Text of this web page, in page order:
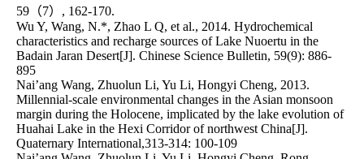
59（7）, 162-170.
Wu Y, Wang, N.*, Zhao L Q, et al., 2014. Hydrochemical
characteristics and recharge sources of Lake Nuoertu in the
Badain Jaran Desert[J]. Chinese Science Bulletin, 59(9): 886-
895
Nai’ang Wang, Zhuolun Li, Yu Li, Hongyi Cheng, 2013.
Millennial-scale environmental changes in the Asian monsoon
margin during the Holocene, implicated by the lake evolution of
Huahai Lake in the Hexi Corridor of northwest China[J].
Quaternary International,313-314: 100-109